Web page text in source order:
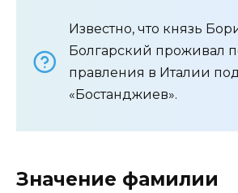
Известно, что князь
Болгарский проживал
правления в Италии
«Бостанджиев».
Значение фамилии